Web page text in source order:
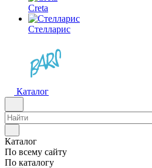
Creta
Стелларис
Каталог
Каталог
По всему сайту
По каталогу